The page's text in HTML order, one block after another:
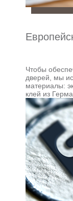
Чтобы
дверей, мы
материалы:
клей из